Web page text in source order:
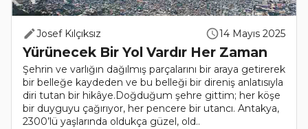
Josef Kılçıksız 14 Mayıs 2025
Yürünecek Bir Yol Vardır Her Zaman
Şehrin ve varlığın dağılmış parçalarını bir araya getirerek
bir belleğe kaydeden ve bu belleği bir direniş anlatısıyla
diri tutan bir hikâye.Doğduğum şehre gittim; her köşe
bir duyguyu çağırıyor, her pencere bir utancı. Antakya,
2300’lü yaşlarında oldukça güzel, old..